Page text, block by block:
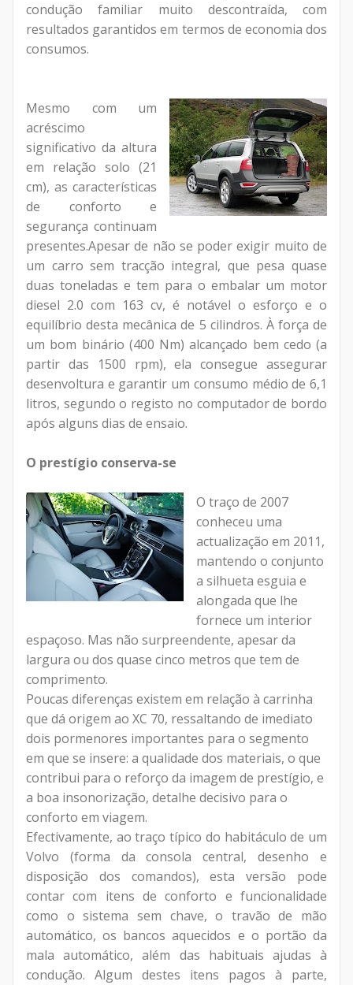
condução familiar muito descontraída, com
resultados garantidos em termos de economia dos
consumos.
Mesmo com um
acréscimo
significativo da altura
em relação solo (21
cm), as características
de conforto e
segurança continuam
presentes.Apesar de não se poder exigir muito de
um carro sem tracção integral, que pesa quase
duas toneladas e tem para o embalar um motor
diesel 2.0 com 163 cv, é notável o esforço e o
equilíbrio desta mecânica de 5 cilindros. À força de
um bom binário (400 Nm) alcançado bem cedo (a
partir das 1500 rpm), ela consegue assegurar
desenvoltura e garantir um consumo médio de 6,1
litros, segundo o registo no computador de bordo
após alguns dias de ensaio.
O prestígio conserva-se
O traço de 2007
conheceu uma
actualização em 2011,
mantendo o conjunto
a silhueta esguia e
alongada que lhe
fornece um interior
espaçoso. Mas não surpreendente, apesar da
largura ou dos quase cinco metros que tem de
comprimento.
Poucas diferenças existem em relação à carrinha
que dá origem ao XC 70, ressaltando de imediato
dois pormenores importantes para o segmento
em que se insere: a qualidade dos materiais, o que
contribui para o reforço da imagem de prestígio, e
a boa insonorização, detalhe decisivo para o
conforto em viagem.
Efectivamente, ao traço típico do habitáculo de um
Volvo (forma da consola central, desenho e
disposição dos comandos), esta versão pode
contar com itens de conforto e funcionalidade
como o sistema sem chave, o travão de mão
automático, os bancos aquecidos e o portão da
mala automático, além das habituais ajudas à
condução. Algum destes itens pagos à parte,